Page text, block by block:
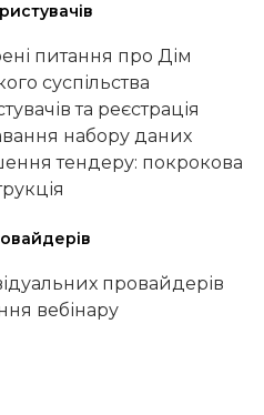
питання про Дім
суспільства
та реєстрація
набору даних
тендеру: покрокова
провайдерів
вебінару